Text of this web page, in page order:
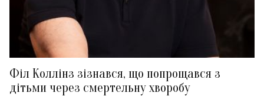
Філ Коллінз зізнався, що попрощався з
дітьми через смертельну хворобу